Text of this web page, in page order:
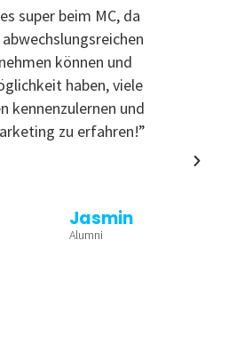
super beim MC, da
können und
haben, viele
kennenzulernen und
zu erfahren!”
Jasmin
Alumni